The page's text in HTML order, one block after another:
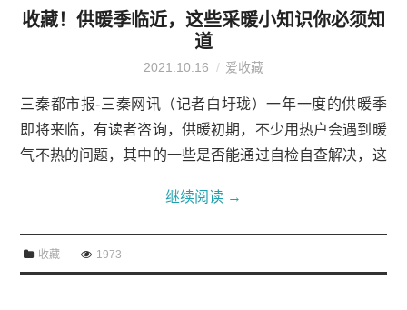
收藏！供暖季临近，这些采暖小知识你必须知
道
2021.10.16 爱收藏
三秦都市报-三秦网讯（记者白圩珑）一年一度的供暖季
即将来临，有读者咨询，供暖初期，不少用热户会遇到暖
气不热的问题，其中的一些是否能通过自检自查解决，这
啥都不热？这说明可能热源、管网、换热站...
继续阅读 →
收藏 1973